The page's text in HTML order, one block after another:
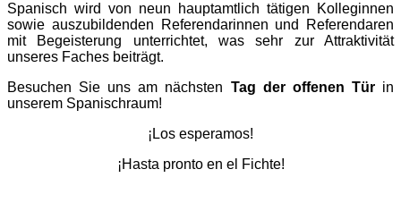
Spanisch wird von neun hauptamtlich tätigen Kolleginnen
sowie auszubildenden Referendarinnen und Referendaren
mit Begeisterung unterrichtet, was sehr zur Attraktivität
unseres Faches beiträgt.
Besuchen Sie uns am nächsten Tag der offenen Türin
unserem Spanischraum!
¡Los esperamos!
¡Hasta pronto en el Fichte!